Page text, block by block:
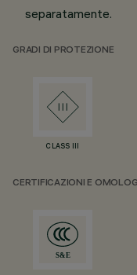
separatamente.
GRADI DI PROTEZIONE
CLASS III
CERTIFICAZIONI E